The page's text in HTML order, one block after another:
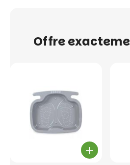
Offre